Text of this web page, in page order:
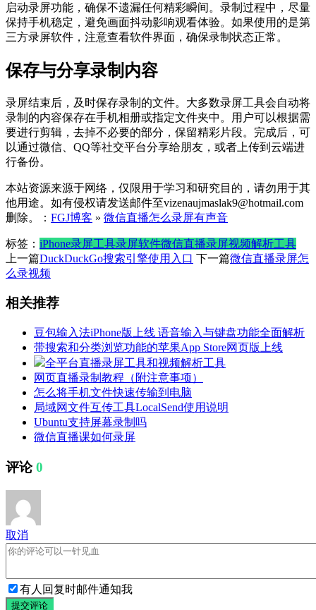
启动录屏功能，确保不遗漏任何精彩瞬间。录制过程中，尽量
保持手机稳定，避免画面抖动影响观看体验。如果使用的是第
三方录屏软件，注意查看软件界面，确保录制状态正常。
保存与分享录制内容
录屏结束后，及时保存录制的文件。大多数录屏工具会自动将
录制的内容保存在手机相册或指定文件夹中。用户可以根据需
要进行剪辑，去掉不必要的部分，保留精彩片段。完成后，可
以通过微信、QQ等社交平台分享给朋友，或者上传到云端进
行备份。
本站资源来源于网络，仅限用于学习和研究目的，请勿用于其
他用途。如有侵权请发送邮件至vizenaujmaslak9@hotmail.com
删除。： FGJ博客 » 微信直播怎么录屏有声音
标签： iPhone录屏工具录屏软件微信直播录屏视频解析工具
上一篇DuckDuckGo搜索引擎使用入口 下一篇微信直播录屏怎
么录视频
相关推荐
豆包输入法iPhone版上线 语音输入与键盘功能全面解析
带搜索和分类浏览功能的苹果App Store网页版上线
全平台直播录屏工具和视频解析工具
网页直播录制教程（附注意事项）
怎么将手机文件快速传输到电脑
局域网文件互传工具LocalSend使用说明
Ubuntu支持屏幕录制吗
微信直播课如何录屏
评论0
取消
有人回复时邮件通知我
提交评论